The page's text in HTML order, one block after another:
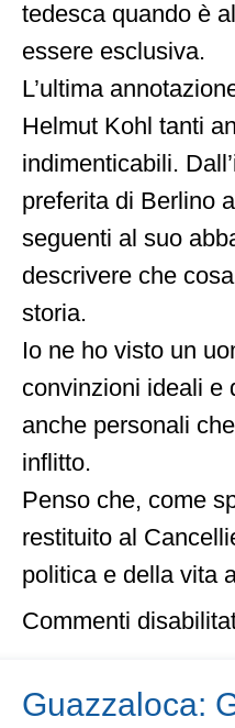
tedesca quando è
essere esclusiva.
L’ultima
Helmut Kohl tanti
indimenticabili.
preferita di Berlino
seguenti al suo
descrivere che
storia.
Io ne ho visto un
convinzioni ideali e
anche personali
inflitto.
Penso che, come
restituito al
politica e della vita
Commenti
Guazzaloca: